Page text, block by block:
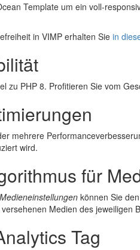
Template um ein voll-
in VIMP erhalten Sie in
zu PHP 8. Profitieren Sie vom
mehrere
wird.
für
können Sie
Medien des jeweiligen
Tag